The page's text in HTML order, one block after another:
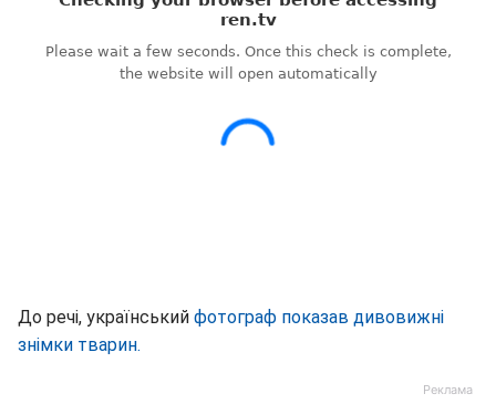
До речі, український фотограф показав дивовижні
знімки тварин.